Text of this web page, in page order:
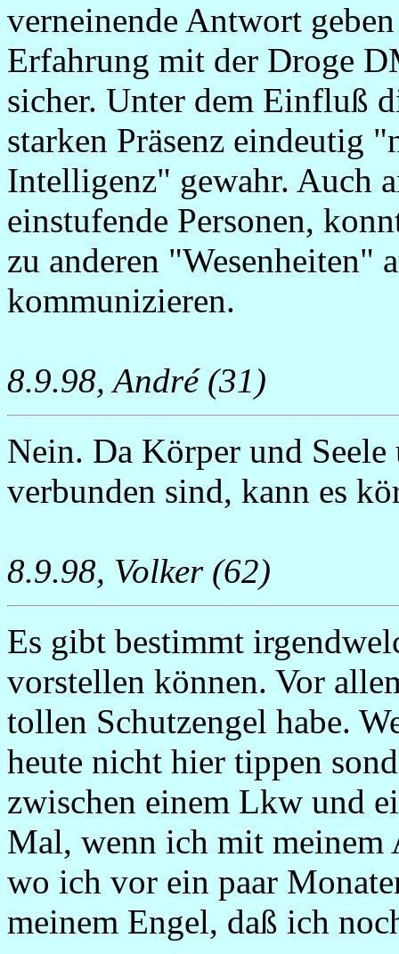
verneinende Antwort
Erfahrung mit der Droge
sicher. Unter dem Einfluß
starken Präsenz eindeutig
Intelligenz" gewahr. Auch
einstufende Personen,
zu anderen "Wesenheiten"
kommunizieren.
8.9.98, André (31)
Nein. Da Körper und
verbunden sind, kann es
8.9.98, Volker (62)
Es gibt bestimmt
vorstellen können. Vor
tollen Schutzengel habe.
heute nicht hier tippen
zwischen einem Lkw und
Mal, wenn ich mit meinem
wo ich vor ein paar
meinem Engel, daß ich